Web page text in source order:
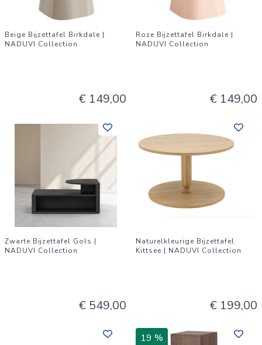
Beige Bijzettafel Birkdale |
NADUVI Collection
€ 149,00
Roze Bijzettafel Birkdale |
NADUVI Collection
€ 149,00
Zwarte Bijzettafel Gols |
NADUVI Collection
€ 549,00
Naturelkleurige Bijzettafel
Kittsee | NADUVI Collection
€ 199,00
19 %